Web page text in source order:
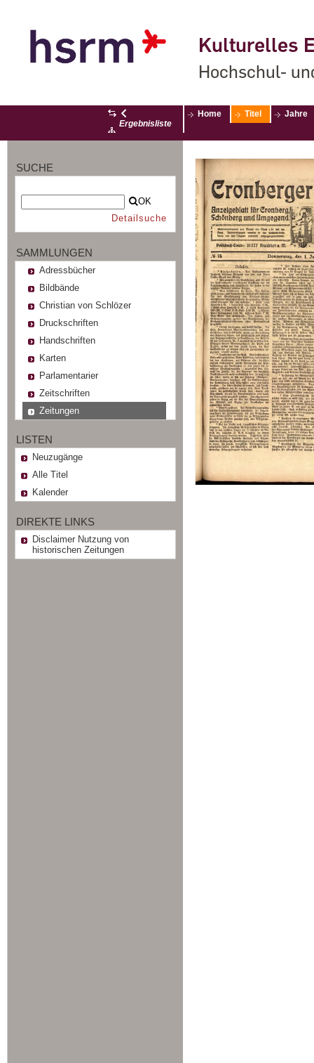
Kulturelles
Hochschul-
Ergebnisliste
Home Titel Jahre
SUCHE
OK
Detailsuche
SAMMLUNGEN
Adressbücher
Bildbände
Christian von Schlözer
Druckschriften
Handschriften
Karten
Parlamentarier
Zeitschriften
Zeitungen
LISTEN
Neuzugänge
Alle Titel
Kalender
DIREKTE LINKS
Disclaimer Nutzung von
historischen Zeitungen